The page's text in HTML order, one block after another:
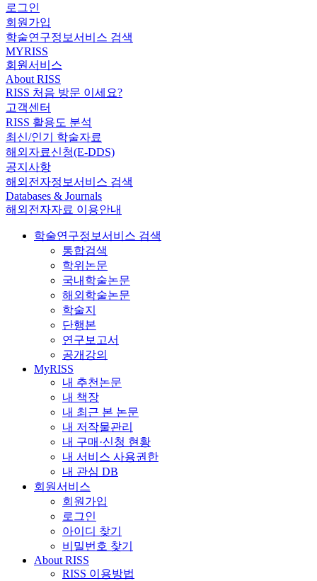
로그인
회원가입
학술연구정보서비스 검색
MYRISS
회원서비스
About RISS
RISS 처음 방문 이세요?
고객센터
RISS 활용도 분석
최신/인기 학술자료
해외자료신청(E-DDS)
공지사항
해외전자정보서비스 검색
Databases & Journals
해외전자자료 이용안내
학술연구정보서비스 검색
통합검색
학위논문
국내학술논문
해외학술논문
학술지
단행본
연구보고서
공개강의
MyRISS
내 추천논문
내 책장
내 최근 본 논문
내 저작물관리
내 구매·신청 현황
내 서비스 사용권한
내 관심 DB
회원서비스
회원가입
로그인
아이디 찾기
비밀번호 찾기
About RISS
RISS 이용방법